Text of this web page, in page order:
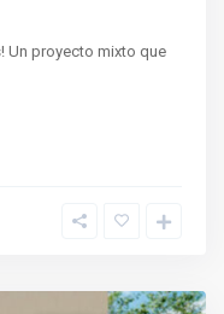
Un proyecto mixto que